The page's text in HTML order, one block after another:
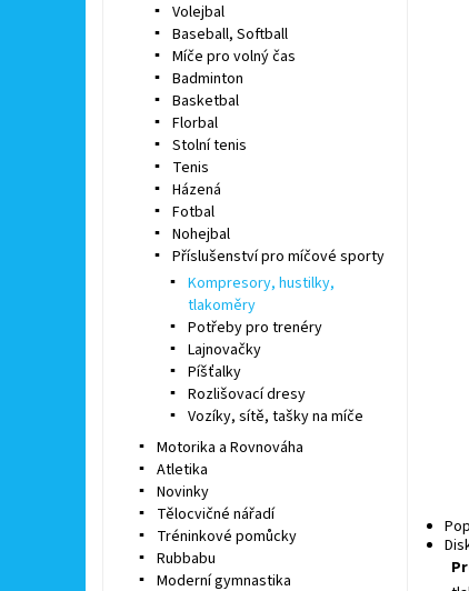
Volejbal
Baseball, Softball
Míče pro volný čas
Badminton
Basketbal
Florbal
Stolní tenis
Tenis
Házená
Fotbal
Nohejbal
Příslušenství pro míčové sporty
Kompresory, hustilky,
tlakoměry
Potřeby pro trenéry
Lajnovačky
Píšťalky
Rozlišovací dresy
Vozíky, sítě, tašky na míče
Motorika a Rovnováha
Atletika
Novinky
Tělocvičné nářadí
Tréninkové pomůcky
Rubbabu
Moderní gymnastika